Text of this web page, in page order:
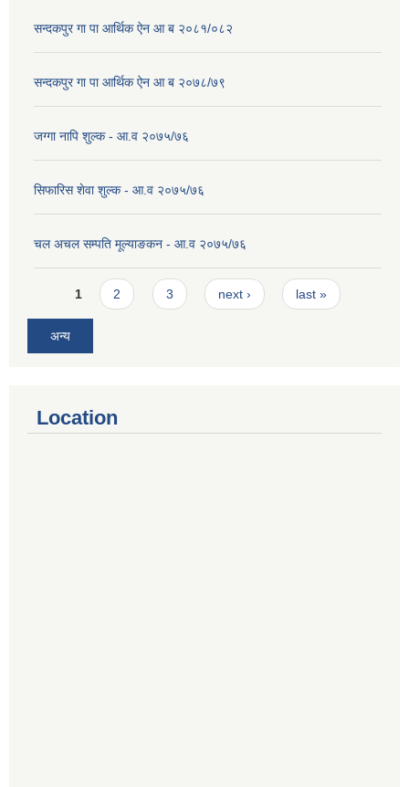
सन्दकपुर गा पा आर्थिक ऐन आ ब २०८१/०८२
सन्दकपुर गा पा आर्थिक ऐन आ ब २०७८/७९
जग्गा नापि शुल्क - आ.व २०७५/७६
सिफारिस शेवा शुल्क - आ.व २०७५/७६
चल अचल सम्पति मूल्याङकन - आ.व २०७५/७६
Pages
1 2 3 next › last »
अन्य
Location